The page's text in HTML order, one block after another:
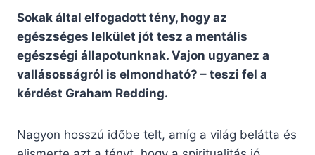
Sokak által elfogadott tény, hogy az
egészséges lelkület jót tesz a mentális
egészségi állapotunknak. Vajon ugyanez a
vallásosságról is elmondható? – teszi fel a
kérdést Graham Redding.
Nagyon hosszú időbe telt, amíg a világ belátta és